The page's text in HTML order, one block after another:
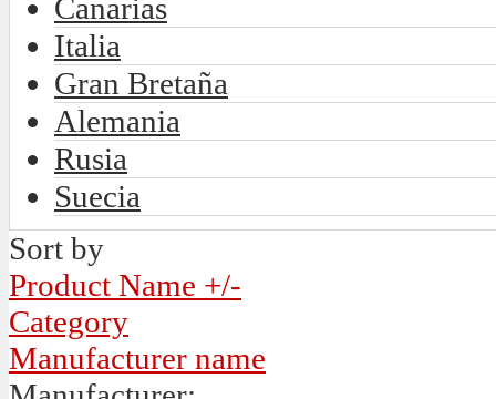
Canarias
Italia
Gran Bretaña
Alemania
Rusia
Suecia
Sort by
Product Name +/-
Category
Manufacturer name